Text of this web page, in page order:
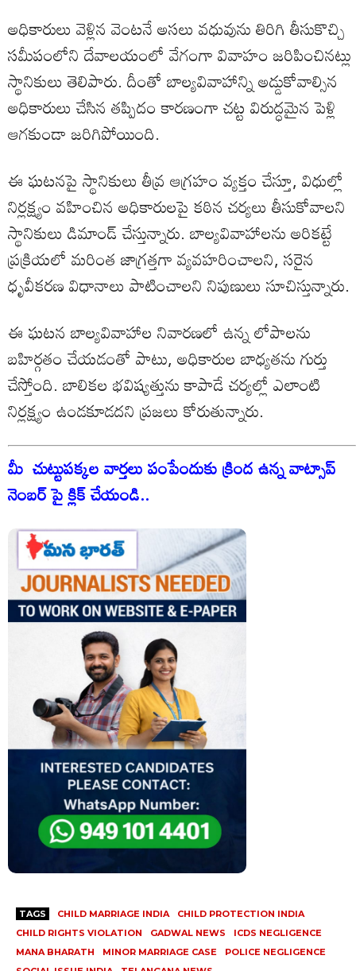
అధికారులు వెళ్లిన వెంటనే అసలు వధువును తిరిగి తీసుకొచ్చి
సమీపంలోని దేవాలయంలో వేగంగా వివాహం జరిపించినట్లు
స్థానికులు తెలిపారు. దీంతో బాల్యవివాహాన్ని అడ్డుకోవాల్సిన
అధికారులు చేసిన తప్పిదం కారణంగా చట్ట విరుద్ధమైన పెళ్లి
ఆగకుండా జరిగిపోయింది.
ఈ ఘటనపై స్థానికులు తీవ్ర ఆగ్రహం వ్యక్తం చేస్తూ, విధుల్లో
నిర్లక్ష్యం వహించిన అధికారులపై కఠిన చర్యలు తీసుకోవాలని
స్థానికులు డిమాండ్ చేస్తున్నారు. బాల్యవివాహాలను అరికట్టే
ప్రక్రియలో మరింత జాగ్రత్తగా వ్యవహరించాలని, సరైన
ధృవీకరణ విధానాలు పాటించాలని నిపుణులు సూచిస్తున్నారు.
ఈ ఘటన బాల్యవివాహాల నివారణలో ఉన్న లోపాలను
బహిర్గతం చేయడంతో పాటు, అధికారుల బాధ్యతను గుర్తు
చేస్తోంది. బాలికల భవిష్యత్తును కాపాడే చర్యల్లో ఎలాంటి
నిర్లక్ష్యం ఉండకూడదని ప్రజలు కోరుతున్నారు.
మీ చుట్టుపక్కల వార్తలు పంపేందుకు క్రింద ఉన్న వాట్సాప్
నెంబర్ పై క్లిక్ చేయండి..
TAGS CHILD MARRIAGE INDIA
CHILD PROTECTION INDIA
CHILD RIGHTS VIOLATION
GADWAL NEWS
ICDS NEGLIGENCE
MANA BHARATH
MINOR MARRIAGE CASE
POLICE NEGLIGENCE